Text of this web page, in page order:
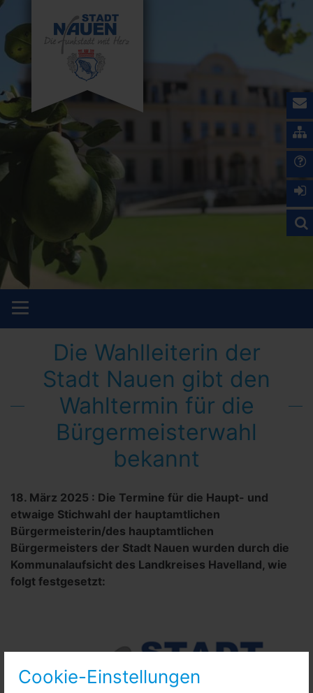
Cookie-Einstellungen
Die Wahlleiterin der
Stadt Nauen gibt den
Wahltermin für die
Bürgermeisterwahl
bekannt
18. März 2025 : Die Termine für die Haupt- und
etwaige Stichwahl der hauptamtlichen
Bürgermeisterin/des hauptamtlichen
Bürgermeisters der Stadt Nauen wurden durch die
Kommunalaufsicht des Landkreises Havelland, wie
folgt festgesetzt: